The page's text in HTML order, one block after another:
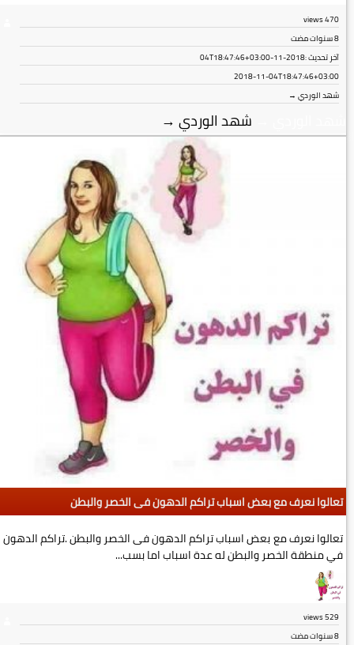
470
views
8 سنوات مضت
آخر تحديث :2018-11-04T18:47:46+03:00
2018-11-04T18:47:46+03:00
شهد الوردي →
شهد الوردي →
تعالوا نعرف مع بعض اسباب تراكم الدهون فى الخصر والبطن
تعالوا نعرف مع بعض اسباب تراكم الدهون فى الخصر والبطن .تراكم الدهون
في منطقة الخصر والبطن له عدة اسباب اما بسب...
529
views
8 سنوات مضت